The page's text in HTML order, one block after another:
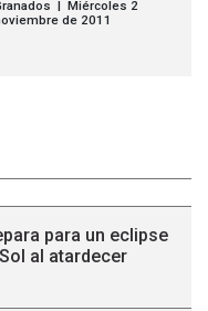
| Miércoles 2
de 2011
para un eclipse
al atardecer